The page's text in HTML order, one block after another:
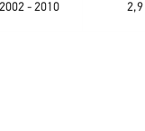
2002 - 2010 2,9